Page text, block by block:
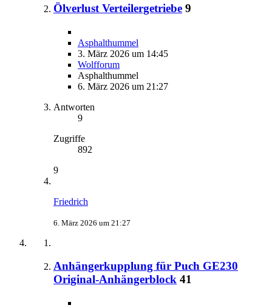
Ölverlust Verteilergetriebe 9
Asphalthummel
3. März 2026 um 14:45
Wolfforum
Asphalthummel
6. März 2026 um 21:27
Antworten
9
Zugriffe
892
9
Friedrich
6. März 2026 um 21:27
Anhängerkupplung für Puch GE230
Original-Anhängerblock 41